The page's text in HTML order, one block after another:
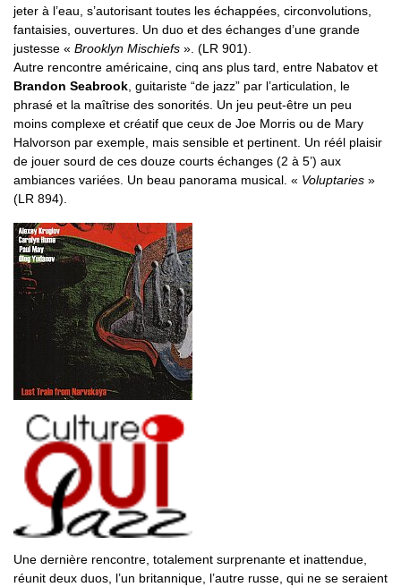
jeter à l’eau, s’autorisant toutes les échappées, circonvolutions,
fantaisies, ouvertures. Un duo et des échanges d’une grande
justesse « Brooklyn Mischiefs ». (LR 901).
Autre rencontre américaine, cinq ans plus tard, entre Nabatov et
Brandon Seabrook , guitariste “de jazz” par l’articulation, le
phrasé et la maîtrise des sonorités. Un jeu peut-être un peu
moins complexe et créatif que ceux de Joe Morris ou de Mary
Halvorson par exemple, mais sensible et pertinent. Un réél plaisir
de jouer sourd de ces douze courts échanges (2 à 5’) aux
ambiances variées. Un beau panorama musical. « Voluptaries »
(LR 894).
Une dernière rencontre, totalement surprenante et inattendue,
réunit deux duos, l’un britannique, l’autre russe, qui ne se seraient